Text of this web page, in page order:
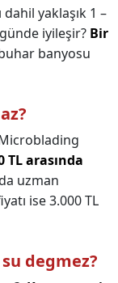
dahil yaklaşık 1 –
iyileşir? Bir
banyosu
TL arasında
uzman
ise 3.000 TL
degmez?